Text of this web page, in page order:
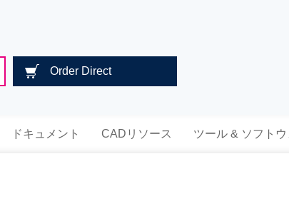
Order Direct
ドキュメント CADリソース ツール & ソフトウ